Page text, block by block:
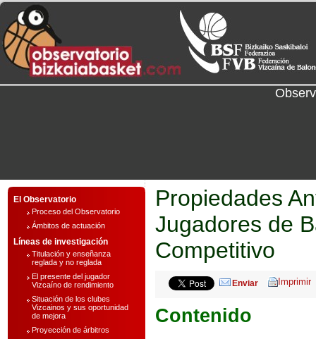
El Observatorio
Proceso del Observatorio
Ámbitos de actuación
Líneas de investigación
Titulación y enseñanza
reglada y no reglada
El presente del jugador
Vizcaíno de rendimiento
Situación de los clubes
Vizcainos y sus oportunidad
de mejora
Proyección de árbitros
Propiedades
Jugadores de
Competitivo
Enviar
Contenido